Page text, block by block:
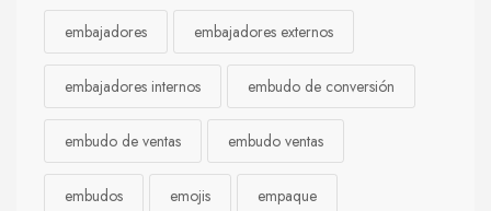
embajadores embajadores externos
embajadores internos embudo de conversión
embudo de ventas embudo ventas
embudos emojis empaque